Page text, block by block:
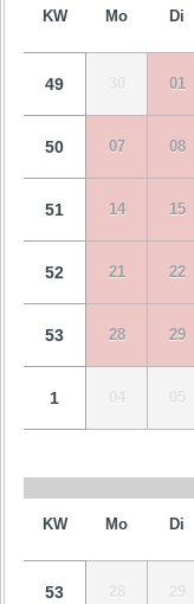
KW Mo Di
49 30 01
50 07 08
51 14 15
52 21 22
53 28 29
1 05
KW Mo Di
53 28 29